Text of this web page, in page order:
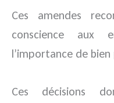
Ces amendes
conscience aux
l’importance de
Ces décisions